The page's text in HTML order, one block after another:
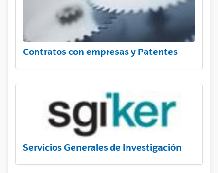
Contratos con empresas y Patentes
Servicios Generales de Investigación